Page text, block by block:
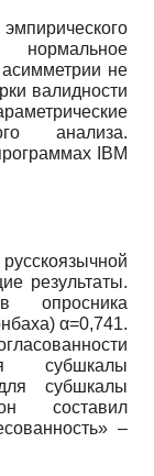
асимметрии не
валидности
анализа.
IBM
результаты.
опросника
α=0,741.
субшкалы
субшкалы
он составил
–